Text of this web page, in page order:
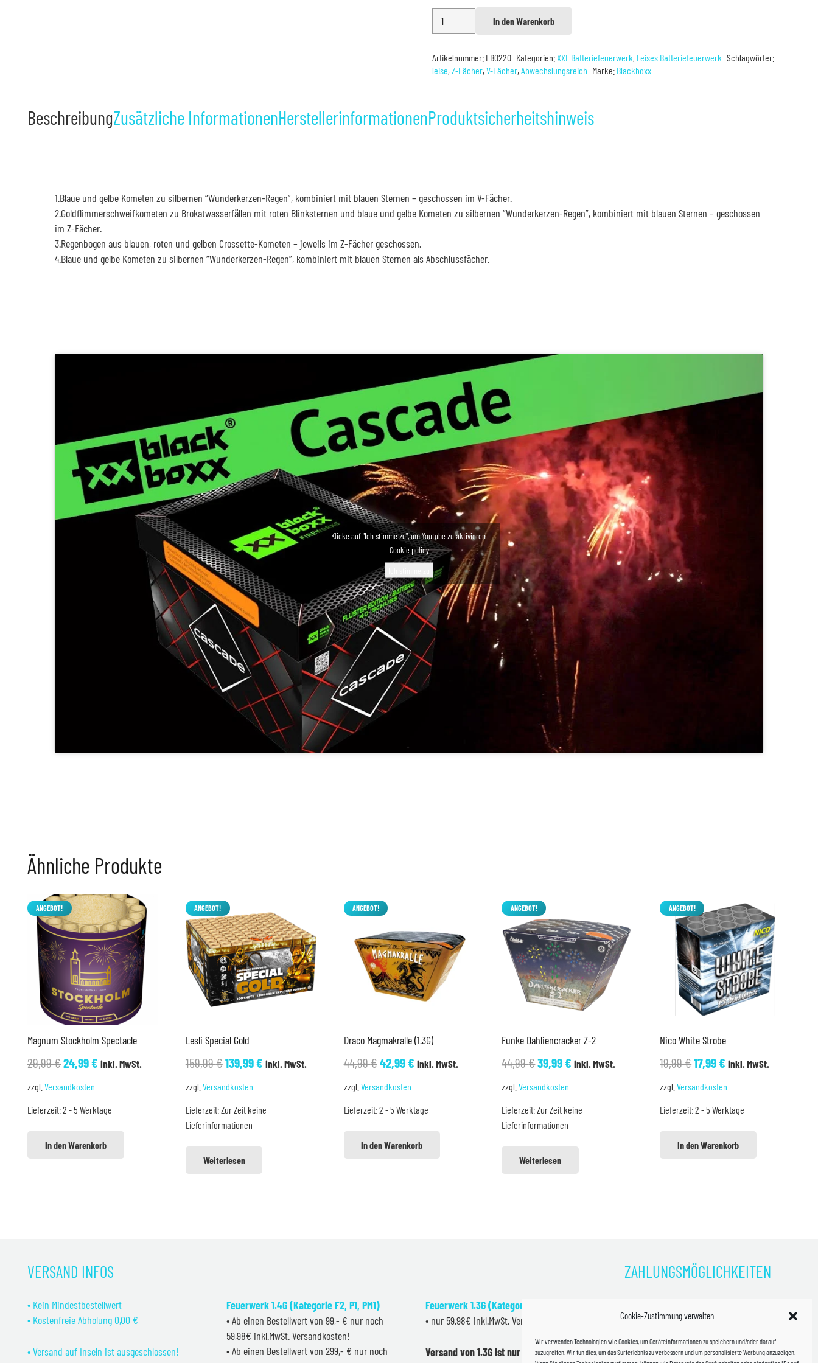
Cookie-Zustimmung verwalten
Wir verwenden Technologien wie Cookies, um Geräteinformationen zu speichern und/oder darauf
zuzugreifen. Wir tun dies, um das Surferlebnis zu verbessern und um personalisierte Werbung anzuzeigen.
Menge
In den Warenkorb
Alternative:
Artikelnummer: EB0220 Kategorien:XXL Batteriefeuerwerk, Leises Batteriefeuerwerk Schlagwörter:
leise, Z-Fächer, V-Fächer, Abwechslungsreich Marke: Blackboxx
BeschreibungZusätzliche InformationenHerstellerinformationenProduktsicherheitshinweis
1.Blaue und gelbe Kometen zu silbernen “Wunderkerzen-Regen”, kombiniert mit blauen Sternen – geschossen im V-Fächer.
2.Goldflimmerschweifkometen zu Brokatwasserfällen mit roten Blinksternen und blaue und gelbe Kometen zu silbernen “Wunderkerzen-Regen”, kombiniert mit blauen Sternen – geschossen
im Z-Fächer.
3.Regenbogen aus blauen, roten und gelben Crossette-Kometen – jeweils im Z-Fächer geschossen.
4.Blaue und gelbe Kometen zu silbernen “Wunderkerzen-Regen”, kombiniert mit blauen Sternen als Abschlussfächer.
Klicke auf "Ich stimme zu", um Youtube zu aktivieren
Cookie policy
Ähnliche Produkte
ANGEBOT!
Magnum Stockholm Spectacle
29,99€Ursprünglicher
Preis
29,99 €
24,99€Aktueller
24,99 €.
inkl. MwSt.
zzgl. Versandkosten
Lieferzeit:2 - 5 Werktage
In den Warenkorb
ANGEBOT!
Lesli Special Gold
159,99€Ursprünglicher
Preis
159,99 €
139,99€Aktueller
139,99 €.
inkl. MwSt.
zzgl. Versandkosten
Lieferzeit:Zur Zeit keine
Lieferinformationen
Weiterlesen
ANGEBOT!
Draco Magmakralle (1.3G)
44,99€Ursprünglicher
Preis
44,99 €
42,99€Aktueller
42,99 €.
inkl. MwSt.
zzgl. Versandkosten
Lieferzeit:2 - 5 Werktage
In den Warenkorb
ANGEBOT!
Funke Dahliencracker Z-2
44,99€Ursprünglicher
Preis
44,99 €
39,99€Aktueller
39,99 €.
inkl. MwSt.
zzgl.Versandkosten
Lieferzeit:Zur Zeit keine
Lieferinformationen
Weiterlesen
ANGEBOT!
Nico White Strobe
19,99€Ursprünglicher
Preis
19,99 €
17,99€Aktueller
17,99 €.
inkl. MwSt.
zzgl.Versandkosten
Lieferzeit:2 - 5 Werktage
In den Warenkorb
VERSAND INFOS
• Kein Mindestbestellwert
• Kostenfreie Abholung 0,00 €
• Versand auf Inseln ist ausgeschlossen!
Feuerwerk 1.4G (Kategorie F2, P1, PM1)
• Ab einen Bestellwert von 99,- € nur noch
59,98€ inkl.MwSt. Versandkosten!
• Ab einen Bestellwert von 299,- € nur noch
Feuerwerk 1.3G (Kategorie F2)
• nur 59,98€ inkl.MwSt. Versandkosten!
Versand von 1.3G ist nur innerhalb
ZAHLUNGSMÖGLICHKEITEN